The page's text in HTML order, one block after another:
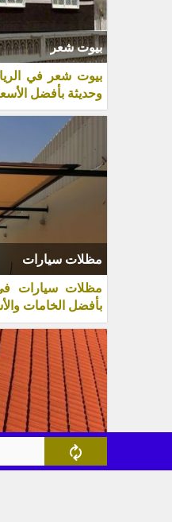
بيوت شعر
بيوت شعر في
وحديثة بأفضل
مظلات سيارات
مظلات سيارات
بأفضل الخامات
قرميد